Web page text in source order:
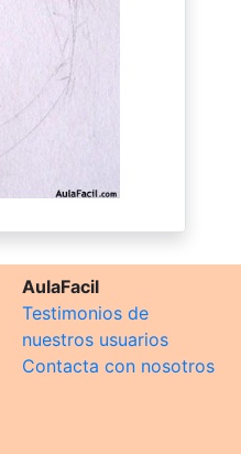
AulaFacil
Testimonios de
nuestros usuarios
Contacta con nosotros